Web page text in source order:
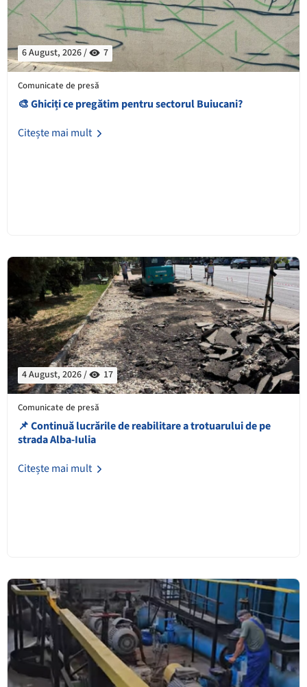
6 August, 2026 / 7
Comunicate de presă
🎨 Ghiciți ce pregătim pentru sectorul Buiucani?
Citește mai mult
4 August, 2026 / 17
Comunicate de presă
📌 Continuă lucrările de reabilitare a trotuarului de pe
strada Alba-Iulia
Citește mai mult